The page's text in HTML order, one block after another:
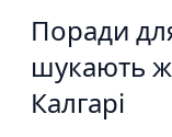
Поради
шукають
Калгарі